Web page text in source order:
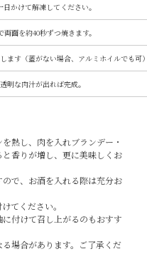
かけて解凍してください。
面を約40秒ずつ焼きます。
ます（蓋がない場合、アルミホイルでも可
明な肉汁が出れば完成。
熱し、肉を入れブランデー・
香りが増し、更に美味しくお
で、お酒を入れる際は充分お
てください。
に付けて召し上がるのもおすす
場合があります。ご了承くだ